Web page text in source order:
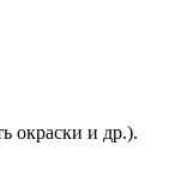
окраски и др.).